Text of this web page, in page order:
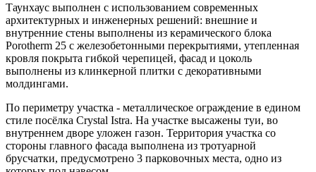
Таунхаус выполнен с использованием современных
архитектурных и инженерных решений: внешние и
внутренние стены выполнены из керамического блока
Porotherm 25 с железобетонными перекрытиями, утепленная
кровля покрыта гибкой черепицей, фасад и цоколь
выполнены из клинкерной плитки с декоративными
молдингами.
По периметру участка - металлическое ограждение в едином
стиле посёлка Crystal Istra. На участке высажены туи, во
внутреннем дворе уложен газон. Территория участка со
стороны главного фасада выполнена из тротуарной
брусчатки, предусмотрено 3 парковочных места, одно из